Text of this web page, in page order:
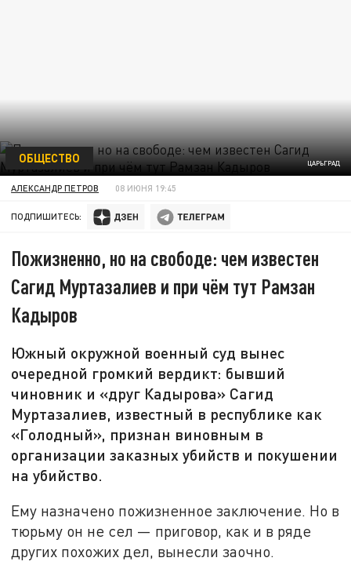
ЦАРЬГРАД
ОБЩЕСТВО
АЛЕКСАНДР ПЕТРОВ 08 ИЮНЯ 19:45
ПОДПИШИТЕСЬ:
Пожизненно, но на свободе: чем известен
Сагид Муртазалиев и при чём тут Рамзан
Кадыров
Южный окружной военный суд вынес
очередной громкий вердикт: бывший
чиновник и «друг Кадырова» Сагид
Муртазалиев, известный в республике как
«Голодный», признан виновным в
организации заказных убийств и покушении
на убийство.
Ему назначено пожизненное заключение. Но в
тюрьму он не сел — приговор, как и в ряде
других похожих дел, вынесли заочно.